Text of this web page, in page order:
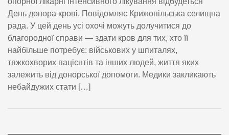
День донора крові. Повідомляє Крижопільська селищна
рада. У цей день усі охочі можуть долучитися до
благородної справи — здати кров для тих, хто її
найбільше потребує: військових у шпиталях,
тяжкохворих пацієнтів та інших людей, життя яких
залежить від донорської допомоги. Медики закликають
небайдужих стати […]